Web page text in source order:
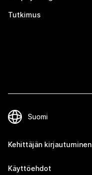
Tutkimus
Kehittäjän kirjautuminen
Käyttöehdot